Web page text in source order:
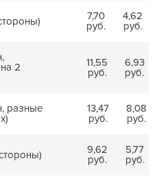
7,70
руб.
4,62
руб.
2
11,55
руб.
6,93
руб.
разные
13,47
руб.
8,08
руб.
9,62
руб.
5,77
руб.